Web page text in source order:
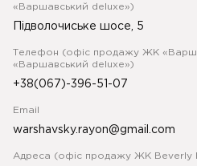
«Варшавський deluxe»)
Підволочиське шосе, 5
Телефон (офіс продажу ЖК
«Варшавський deluxe»)
+38(067)-396-51-07
Email
warshavsky.rayon@gmail.com
Адреса (офіс продажу ЖК Beverly